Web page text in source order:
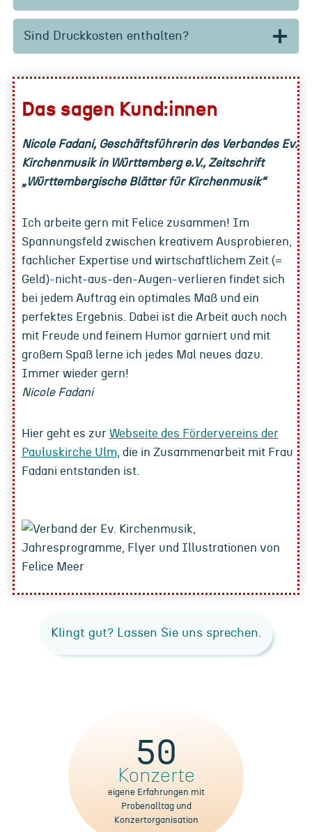
Sind Druckkosten enthalten?
Das sagen Kund:innen
Nicole Fadani, Geschäftsführerin des Verbandes Ev.
Kirchenmusik in Württemberg e.V., Zeitschrift
„Württembergische Blätter für Kirchenmusik“
Ich arbeite gern mit Felice zusammen! Im
Spannungsfeld zwischen kreativem Ausprobieren,
fachlicher Expertise und wirtschaftlichem Zeit (=
Geld)-nicht-aus-den-Augen-verlieren findet sich
bei jedem Auftrag ein optimales Maß und ein
perfektes Ergebnis. Dabei ist die Arbeit auch noch
mit Freude und feinem Humor garniert und mit
großem Spaß lerne ich jedes Mal neues dazu.
Immer wieder gern!
Nicole Fadani
Hier geht es zur Webseite des Fördervereins der
Pauluskirche Ulm , die in Zusammenarbeit mit Frau
Fadani entstanden ist.
Klingt gut? Lassen Sie uns sprechen.
0
50
Konzerte
eigene Erfahrungen mit
Probenalltag und
Konzertorganisation